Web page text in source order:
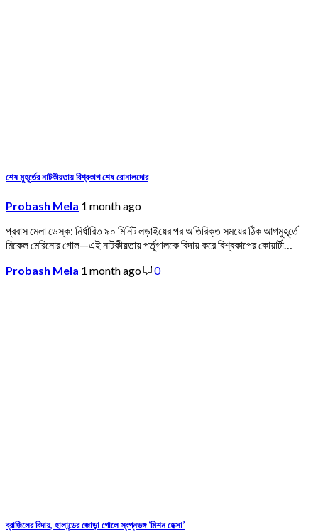
শেষ মুহূর্তের নাটকীয়তায় বিশ্বকাপ শেষ রোনালদোর
Probash Mela 1 month ago
প্রবাস মেলা ডেস্ক: নির্ধারিত ৯০ মিনিট লড়াইয়ের পর অতিরিক্ত সময়ের ঠিক আগমুহূর্তে
মিকেল মেরিনোর গোল—এই নাটকীয়তায় পর্তুগালকে বিদায় করে বিশ্বকাপের কোয়ার্টা…
Probash Mela 1 month ago 0
ব্রাজিলের বিদায়, হালান্ডের জোড়া গোলে স্বপ্নভঙ্গ ‘মিশন হেক্সা’